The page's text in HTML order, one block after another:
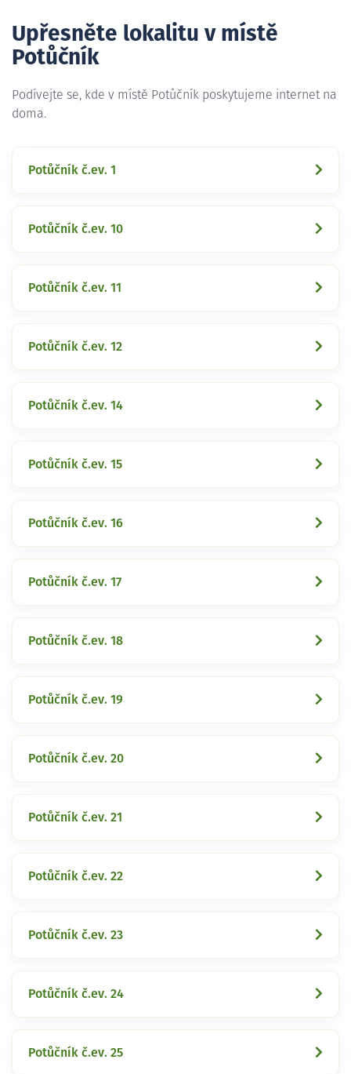
Upřesněte lokalitu v místě
Potůčník
Podívejte se, kde v místě Potůčník poskytujeme internet na
doma.
Potůčník č.ev. 1
Potůčník č.ev. 10
Potůčník č.ev. 11
Potůčník č.ev. 12
Potůčník č.ev. 14
Potůčník č.ev. 15
Potůčník č.ev. 16
Potůčník č.ev. 17
Potůčník č.ev. 18
Potůčník č.ev. 19
Potůčník č.ev. 20
Potůčník č.ev. 21
Potůčník č.ev. 22
Potůčník č.ev. 23
Potůčník č.ev. 24
Potůčník č.ev. 25